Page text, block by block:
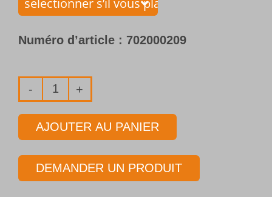
Numéro d’article : 702000209
quantité
de
Foret
lèvre
AJOUTER AU PANIER
DEMANDER UN PRODUIT